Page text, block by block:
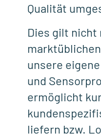
Qualität
Dies gilt nicht
unsere
und
ermöglicht
liefern bzw.